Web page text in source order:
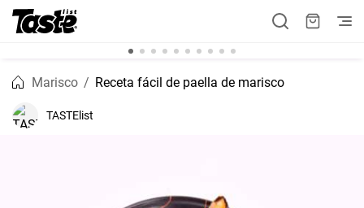
Marisco Receta fácil de paella de marisco
TASTElist